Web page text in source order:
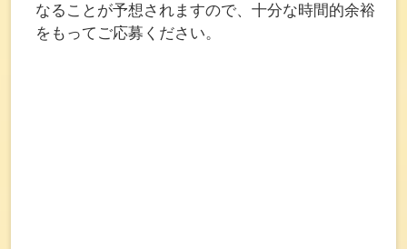
なることが予想されますので、十分な時間的余裕
をもってご応募ください。